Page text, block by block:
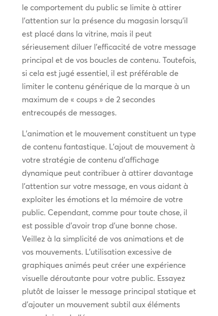
le comportement du public se limite à attirer
l’attention sur la présence du magasin lorsqu’il
est placé dans la vitrine, mais il peut
sérieusement diluer l’efficacité de votre message
principal et de vos boucles de contenu. Toutefois,
si cela est jugé essentiel, il est préférable de
limiter le contenu générique de la marque à un
maximum de « coups » de 2 secondes
entrecoupés de messages.
L’animation et le mouvement constituent un type
de contenu fantastique. L’ajout de mouvement à
votre stratégie de contenu d’affichage
dynamique peut contribuer à attirer davantage
l’attention sur votre message, en vous aidant à
exploiter les émotions et la mémoire de votre
public. Cependant, comme pour toute chose, il
est possible d’avoir trop d’une bonne chose.
Veillez à la simplicité de vos animations et de
vos mouvements. L’utilisation excessive de
graphiques animés peut créer une expérience
visuelle déroutante pour votre public. Essayez
plutôt de laisser le message principal statique et
d’ajouter un mouvement subtil aux éléments